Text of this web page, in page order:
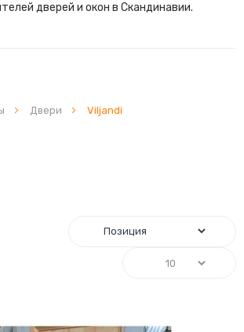
дверей и окон в Скандинавии.
Двери Viljandi